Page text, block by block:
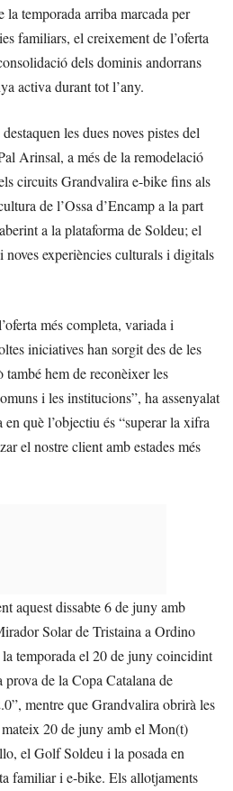
temporada arriba marcada per
familiars, el creixement de l’oferta
dels dominis andorrans
activa durant tot l’any.
les dues noves pistes del
Arinsal, a més de la remodelació
circuits Grandvalira e-bike fins als
de l’Ossa d’Encamp a la part
a la plataforma de Soldeu; el
experiències culturals i digitals
més completa, variada i
iniciatives han sorgit des de les
també hem de reconèixer les
i les institucions”, ha assenyalat
què l’objectiu és “superar la xifra
el nostre client amb estades més
aquest dissabte 6 de juny amb
Solar de Tristaina a Ordino
temporada el 20 de juny coincidint
de la Copa Catalana de
mentre que Grandvalira obrirà les
20 de juny amb el Mon(t)
el Golf Soldeu i la posada en
familiar i e-bike. Els allotjaments